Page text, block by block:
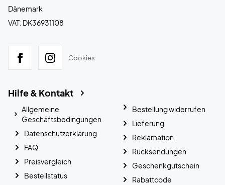
Dänemark
VAT: DK36931108
Cookies
Hilfe & Kontakt
Allgemeine
Geschäftsbedingungen
Datenschutzerklärung
FAQ
Preisvergleich
Bestellstatus
Bestellung widerrufen
Lieferung
Reklamation
Rücksendungen
Geschenkgutschein
Rabattcode